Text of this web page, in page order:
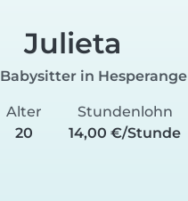
Julieta
Babysitter in Hesperange
Alter
20
Stundenlohn
14,00 €/Stunde